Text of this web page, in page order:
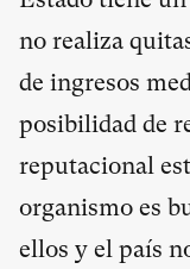
no realiza
de ingresos
posibilidad de
reputacional
organismo es
ellos y el país